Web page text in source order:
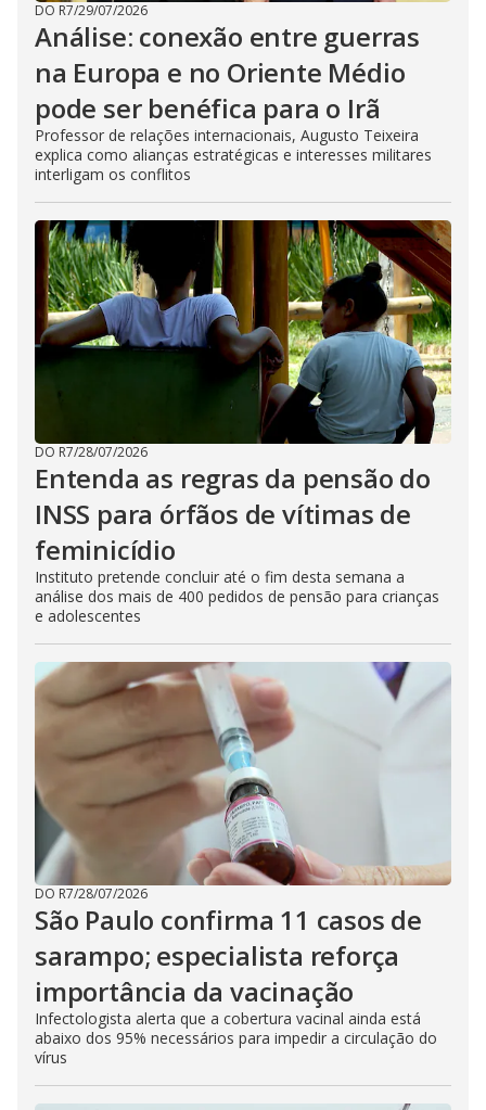
DO R7/29/07/2026
Análise: conexão entre guerras
na Europa e no Oriente Médio
pode ser benéfica para o Irã
Professor de relações internacionais, Augusto Teixeira
explica como alianças estratégicas e interesses militares
interligam os conflitos
DO R7/28/07/2026
Entenda as regras da pensão do
INSS para órfãos de vítimas de
feminicídio
Instituto pretende concluir até o fim desta semana a
análise dos mais de 400 pedidos de pensão para crianças
e adolescentes
DO R7/28/07/2026
São Paulo confirma 11 casos de
sarampo; especialista reforça
importância da vacinação
Infectologista alerta que a cobertura vacinal ainda está
abaixo dos 95% necessários para impedir a circulação do
vírus